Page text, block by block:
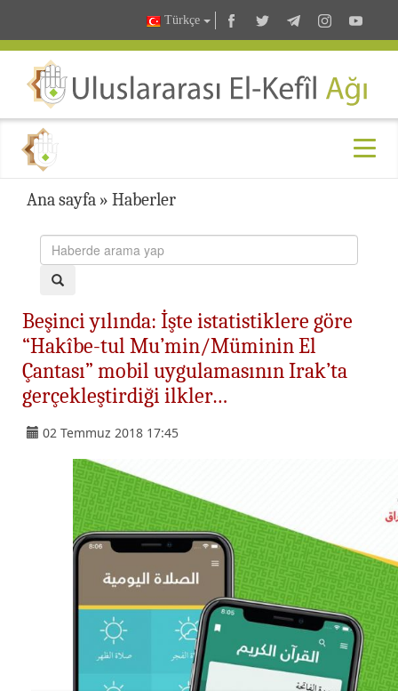
Türkçe
Ana sayfa » Haberler
Beşinci yılında: İşte istatistiklere göre
“Hakîbe-tul Mu’min/Müminin El
Çantası” mobil uygulamasının Irak’ta
gerçekleştirdiği ilkler…
02 Temmuz 2018 17:45